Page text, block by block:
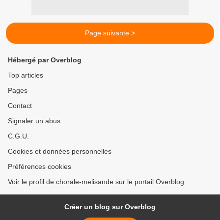
Page suivante >
Hébergé par Overblog
Top articles
Pages
Contact
Signaler un abus
C.G.U.
Cookies et données personnelles
Préférences cookies
Voir le profil de chorale-melisande sur le portail Overblog
Créer un blog sur Overblog